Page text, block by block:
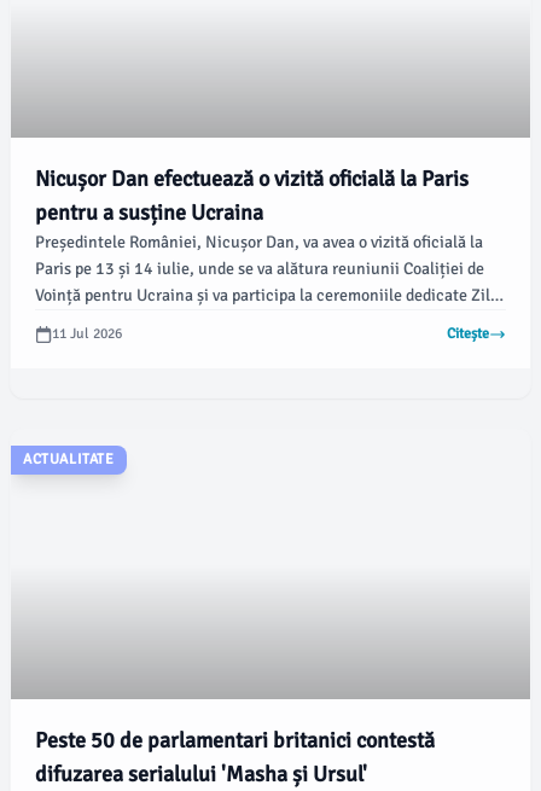
Nicușor Dan efectuează o vizită oficială la Paris
pentru a susține Ucraina
Președintele României, Nicușor Dan, va avea o vizită oficială la
Paris pe 13 și 14 iulie, unde se va alătura reuniunii Coaliției de
Voință pentru Ucraina și va participa la ceremoniile dedicate Zilei
Naționale a Republicii Franceze. Vizita este realizată la invitația
președintelui Franței, Emmanuel Macron, conform
11 Jul 2026 Citește
ACTUALITATE
Peste 50 de parlamentari britanici contestă
difuzarea serialului 'Masha și Ursul'